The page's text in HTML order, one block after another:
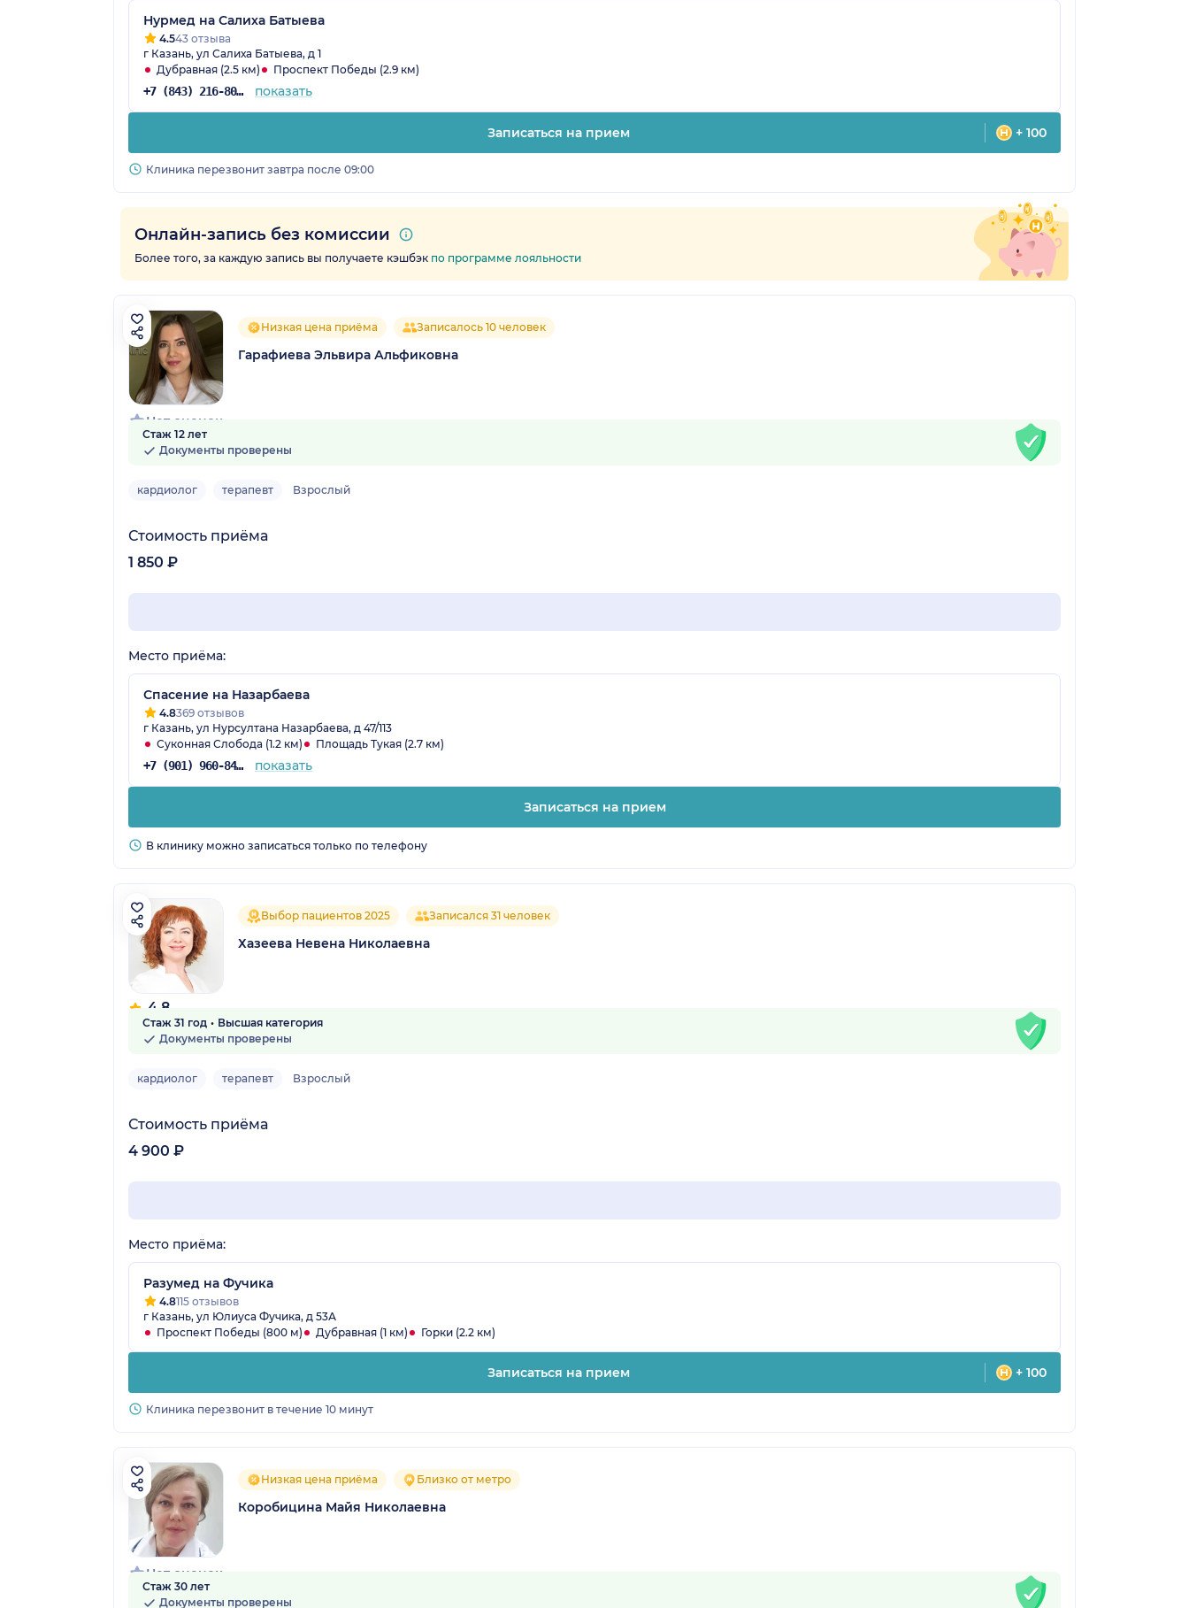
Нурмед на Салиха Батыева
4.543 отзыва
г Казань, ул Салиха Батыева, д 1
Дубравная (2.5 км)
Проспект Победы (2.9 км)
+7 (843) 216-80-18 показать
Записаться на прием + 100
Клиника перезвонит завтра после 09:00
Онлайн-запись без комиссии
Более того, за каждую запись вы получаете кэшбэк по программе лояльности
Нет оценок
Низкая цена приёма Записалось 10 человек
Гарафиева Эльвира Альфиковна
Стаж 12 лет
Документы проверены
кардиолог терапевт Взрослый
Стоимость приёма
1 850 ₽
Место приёма:
Спасение на Назарбаева
4.8369 отзывов
г Казань, ул Нурсултана Назарбаева, д 47/113
Суконная Слобода (1.2 км)
Площадь Тукая (2.7 км)
+7 (901) 960-84-72 показать
Записаться на прием
В клинику можно записаться только по телефону
4.8
17 отзывов
Выбор пациентов 2025 Записался 31 человек
Хазеева Невена Николаевна
Стаж 31 год
Высшая категория
Документы проверены
кардиолог терапевт Взрослый
Стоимость приёма
4 900 ₽
Место приёма:
Разумед на Фучика
4.8115 отзывов
г Казань, ул Юлиуса Фучика, д 53А
Проспект Победы (800 м)
Дубравная (1 км) Горки (2.2 км)
Записаться на прием + 100
Клиника перезвонит в течение 10 минут
Нет оценок
Низкая цена приёма Близко от метро
Коробицина Майя Николаевна
Стаж 30 лет
Документы проверены